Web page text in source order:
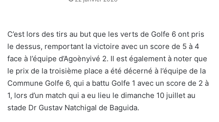
C’est lors des tirs au but que les verts de Golfe 6 ont pris
le dessus, remportant la victoire avec un score de 5 à 4
face à l’équipe d’Agoènyivé 2. Il est également à noter que
le prix de la troisième place a été décerné à l’équipe de la
Commune Golfe 6, qui a battu Golfe 1 avec un score de 2 à
1, lors d’un match qui a eu lieu le dimanche 10 juillet au
stade Dr Gustav Natchigal de Baguida.